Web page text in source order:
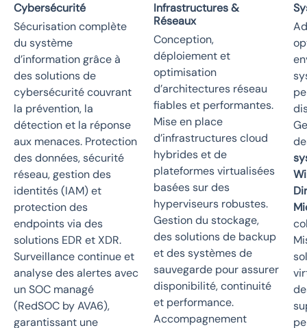
Cybersécurité
Sécurisation complète
du système
d’information grâce à
des solutions de
cybersécurité couvrant
la prévention, la
détection et la réponse
aux menaces. Protection
des données, sécurité
réseau, gestion des
identités (IAM) et
protection des
endpoints via des
solutions EDR et XDR.
Surveillance continue et
analyse des alertes avec
un SOC managé
(RedSOC by AVA6),
garantissant une
Infrastructures &
Réseaux
Conception,
déploiement et
optimisation
d’architectures réseau
fiables et performantes.
Mise en place
d’infrastructures cloud
hybrides et de
plateformes virtualisées
basées sur des
hyperviseurs robustes.
Gestion du stockage,
des solutions de backup
et des systèmes de
sauvegarde pour assurer
disponibilité, continuité
et performance.
Accompagnement